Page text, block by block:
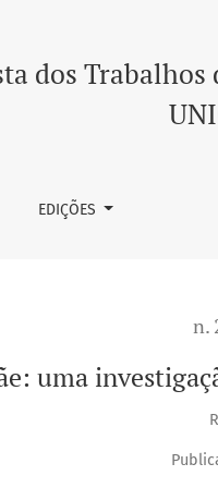
dos
EDIÇÕES
n.
uma